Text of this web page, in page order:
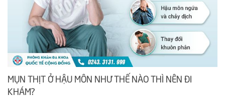
MỤN THỊT Ở HẬU MÔN NHƯ THẾ NÀO THÌ NÊN ĐI
KHÁM?